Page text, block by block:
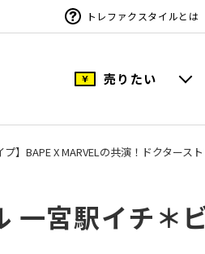
トレファクスタイルとは
売りたい
プ】BAPE X MARVELの共演！ドクタース
一宮駅イチ＊